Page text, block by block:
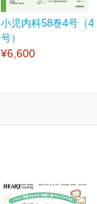
小児内科58巻4号（4
号）
¥6,600